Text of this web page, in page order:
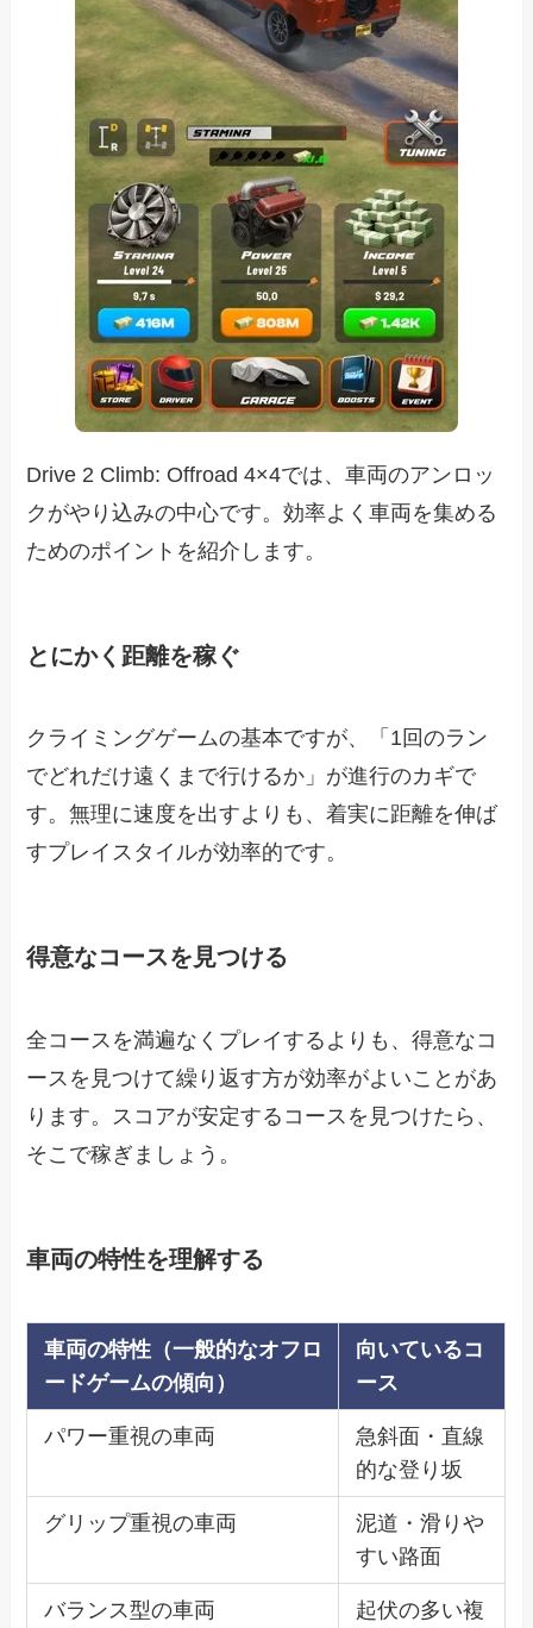
Drive 2 Climb: Offroad 4×4では、車両のアンロッ
クがやり込みの中心です。効率よく車両を集める
ためのポイントを紹介します。
とにかく距離を稼ぐ
クライミングゲームの基本ですが、「1回のラン
でどれだけ遠くまで行けるか」が進行のカギで
す。無理に速度を出すよりも、着実に距離を伸ば
すプレイスタイルが効率的です。
得意なコースを見つける
全コースを満遍なくプレイするよりも、得意なコ
ースを見つけて繰り返す方が効率がよいことがあ
ります。スコアが安定するコースを見つけたら、
そこで稼ぎましょう。
車両の特性を理解する
車両の特性（一般的なオフロ
ードゲームの傾向）
向いているコ
ース
パワー重視の車両
急斜面・直線
的な登り坂
グリップ重視の車両
泥道・滑りや
すい路面
バランス型の車両 起伏の多い複